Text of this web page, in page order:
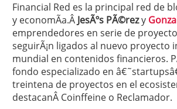
Financial Red es la principal red de
y economÃ­a.Â JesÃºs PÃ©rezy
emprendedores en serie de
seguirÃ¡n ligados al nuevo
mundial en contenidos financieros.
fondo especializado en
treintena de proyectos en el
destacanÂ Coinffeine o Reclamador.